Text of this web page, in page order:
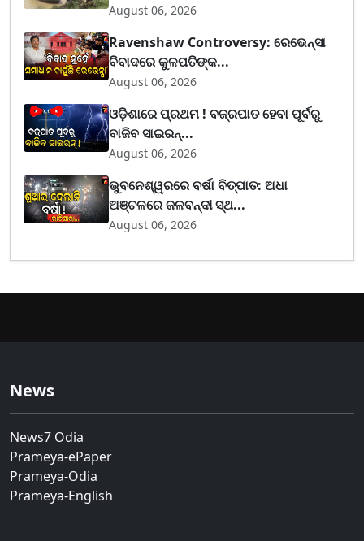
August 06, 2026
Ravenshaw Controversy: ରେଭେନ୍ସା
ବିବାଦରେ କୁଳପତିଙ୍କ...
August 06, 2026
ଓଡ଼ିଶାରେ ପ୍ରଥମ ! ବଜ୍ରପାତ ହେବା ପୂର୍ବରୁ
ବାଜିବ ସାଇରନ୍...
August 06, 2026
ଭୁବନେଶ୍ୱରରେ ବର୍ଷା ବିତ୍ପାତ: ଅଧା
ଅଞ୍ଚଳରେ ଜଳବନ୍ଦୀ ସ୍ଥ...
August 06, 2026
News
News7 Odia
Prameya-ePaper
Prameya-Odia
Prameya-English